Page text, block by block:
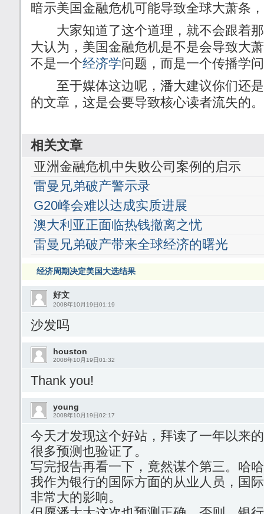
暗示美国金融危机可能导致全球大萧条
大家知道了这个道理，就不会跟着那
大认为，美国金融危机是不是会导致大
不是一个经济学问题，而是一个传播学
至于媒体这边呢，潘大建议你们还是
的文章，这是会要导致核心读者流失的。
相关文章
亚洲金融危机中失败公司案例的启示
雷曼兄弟破产警示录
G20峰会难以达成实质进展
澳大利亚正面临热钱撤离之忧
雷曼兄弟破产带来全球经济的曙光
经济周期决定美国大选结果
好文
2008年10月19日01:19
沙发吗
houston
2008年10月19日01:32
Thank you!
young
2008年10月19日02:17
今天才发现这个好站，拜读了一年以来
很多预测也验证了。
写完报告再看一下，竟然谋个第三。哈哈
我作为银行的国际方面的从业人员，国
非常大的影响。